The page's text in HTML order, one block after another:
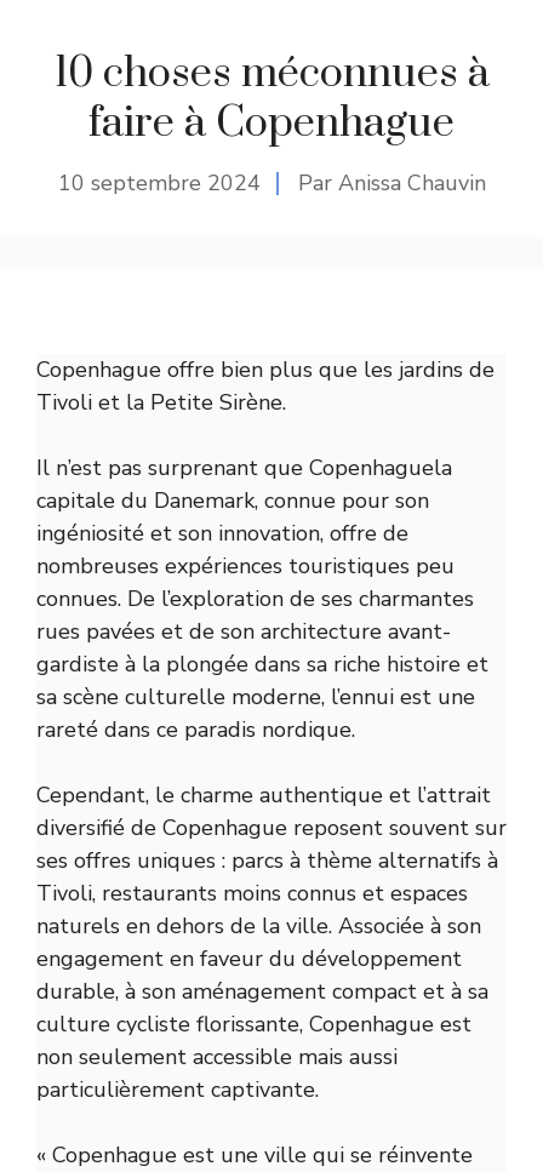
10 choses méconnues à
faire à Copenhague
10 septembre 2024 Par Anissa Chauvin
Copenhague offre bien plus que les jardins de
Tivoli et la Petite Sirène.
Il n’est pas surprenant que Copenhaguela
capitale du Danemark, connue pour son
ingéniosité et son innovation, offre de
nombreuses expériences touristiques peu
connues. De l’exploration de ses charmantes
rues pavées et de son architecture avant-
gardiste à la plongée dans sa riche histoire et
sa scène culturelle moderne, l’ennui est une
rareté dans ce paradis nordique.
Cependant, le charme authentique et l’attrait
diversifié de Copenhague reposent souvent sur
ses offres uniques : parcs à thème alternatifs à
Tivoli, restaurants moins connus et espaces
naturels en dehors de la ville. Associée à son
engagement en faveur du développement
durable, à son aménagement compact et à sa
culture cycliste florissante, Copenhague est
non seulement accessible mais aussi
particulièrement captivante.
« Copenhague est une ville qui se réinvente